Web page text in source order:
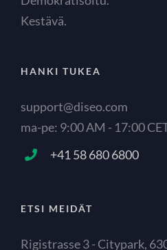
Kestävä.
HANKI TUKEA
support@diseo.com
ma-pe: 9:00 AM - 17:00
+41 58 680 6800
ETSI MEIDÄT
Rigistrasse 3 - Citypark,